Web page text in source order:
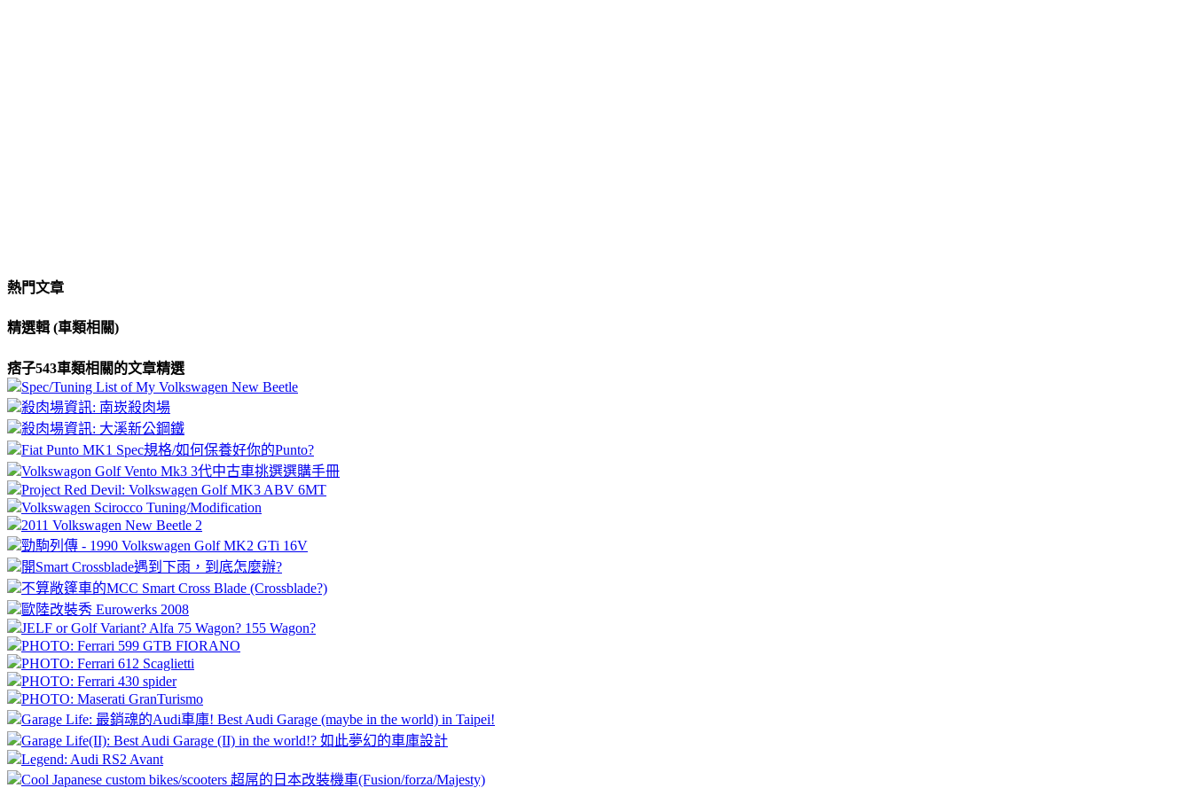
熱門文章
精選輯 (車類相關)
痞子543車類相關的文章精選
Spec/Tuning List of My Volkswagen New Beetle
殺肉場資訊: 南崁殺肉場
殺肉場資訊: 大溪新公鋼鐵
Fiat Punto MK1 Spec規格/如何保養好你的Punto?
Volkswagon Golf Vento Mk3 3代中古車挑選選購手冊
Project Red Devil: Volkswagen Golf MK3 ABV 6MT
Volkswagen Scirocco Tuning/Modification
2011 Volkswagen New Beetle 2
勁駒列傳 - 1990 Volkswagen Golf MK2 GTi 16V
開Smart Crossblade遇到下雨，到底怎麼辦?
不算敞篷車的MCC Smart Cross Blade (Crossblade?)
歐陸改裝秀 Eurowerks 2008
JELF or Golf Variant? Alfa 75 Wagon? 155 Wagon?
PHOTO: Ferrari 599 GTB FIORANO
PHOTO: Ferrari 612 Scaglietti
PHOTO: Ferrari 430 spider
PHOTO: Maserati GranTurismo
Garage Life: 最銷魂的Audi車庫! Best Audi Garage (maybe in the world) in Taipei!
Garage Life(II): Best Audi Garage (II) in the world!? 如此夢幻的車庫設計
Legend: Audi RS2 Avant
Cool Japanese custom bikes/scooters 超屌的日本改裝機車(Fusion/forza/Majesty)